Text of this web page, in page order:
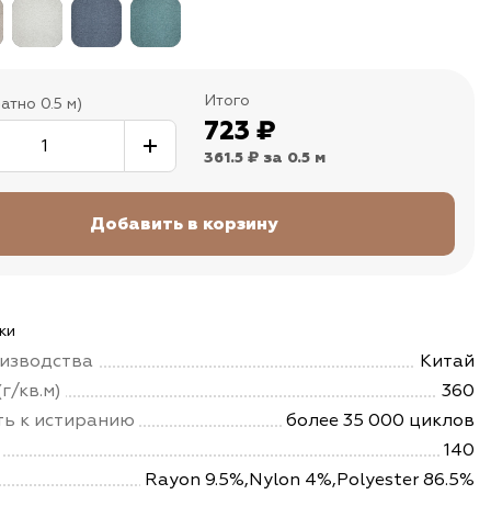
0.5 м) Итого
723 ₽
361.5 ₽ за 0.5 м
Китай
кв.м)
360
к истиранию
более 35 000 циклов
140
Rayon 9.5%,Nylon 4%,Polyester 86.5%